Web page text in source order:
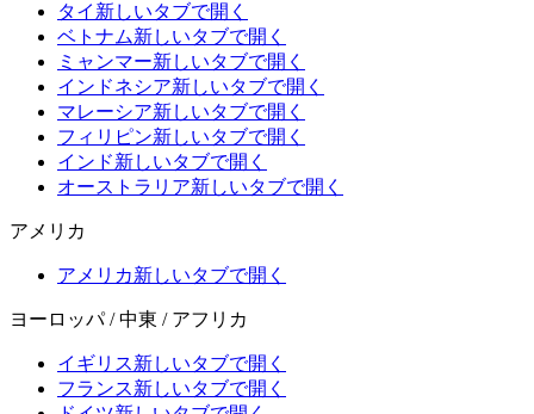
タイ 新しいタブで開く
ベトナム新しいタブで開く
ミャンマー新しいタブで開く
インドネシア新しいタブで開く
マレーシア新しいタブで開く
フィリピン新しいタブで開く
インド新しいタブで開く
オーストラリア新しいタブで開く
アメリカ
アメリカ新しいタブで開く
ヨーロッパ / 中東 / アフリカ
イギリス新しいタブで開く
フランス新しいタブで開く